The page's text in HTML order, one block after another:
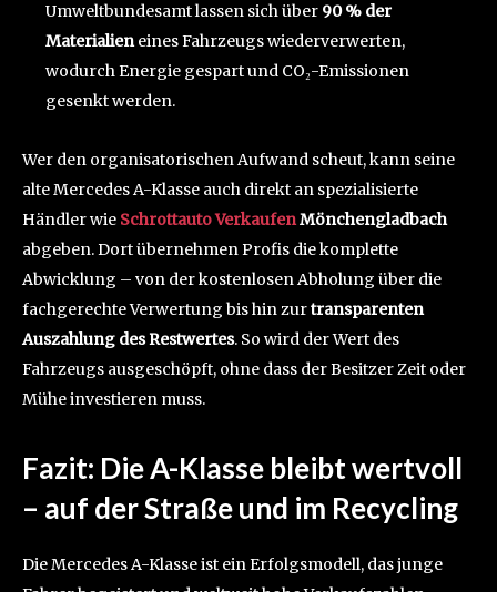
Umweltbundesamt lassen sich über 90 % der
Materialieneines Fahrzeugs wiederverwerten,
wodurch Energie gespart und CO₂-Emissionen
gesenkt werden.
Wer den organisatorischen Aufwand scheut, kann seine
alte Mercedes A-Klasse auch direkt an spezialisierte
Händler wie Schrottauto VerkaufenMönchengladbach
abgeben. Dort übernehmen Profis die komplette
Abwicklung – von der kostenlosen Abholung über die
fachgerechte Verwertung bis hin zurtransparenten
Auszahlung des Restwertes. So wird der Wert des
Fahrzeugs ausgeschöpft, ohne dass der Besitzer Zeit oder
Mühe investieren muss.
Fazit: Die A-Klasse bleibt wertvoll
– auf der Straße und im Recycling
Die Mercedes A-Klasse ist ein Erfolgsmodell, das junge